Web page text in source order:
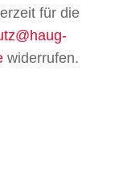
für die
widerrufen.